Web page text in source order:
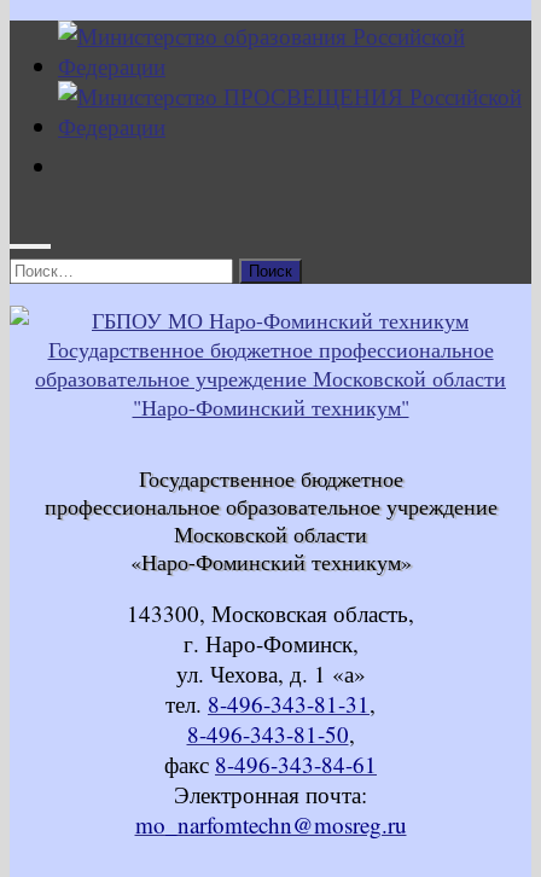
Найти:
Государственное бюджетное
профессиональное образовательное учреждение
Московской области
«Наро-Фоминский техникум»
143300, Московская область,
г. Наро-Фоминск,
ул. Чехова, д. 1 «а»
тел. 8-496-343-81-31,
8-496-343-81-50,
факс 8-496-343-84-61
Электронная почта:
mo_narfomtechn@mosreg.ru